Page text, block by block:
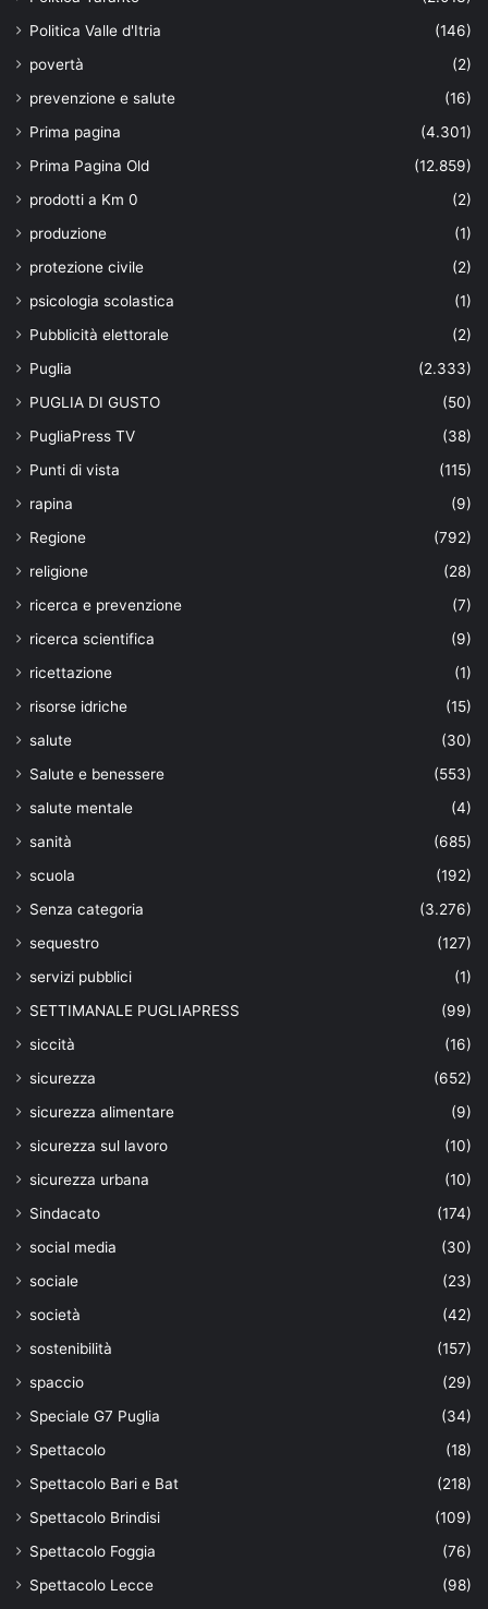
Politica Valle d'Itria
(146)
povertà
(2)
prevenzione e salute
(16)
Prima pagina
(4.301)
Prima Pagina Old
(12.859)
prodotti a Km 0
(2)
produzione
(1)
protezione civile
(2)
psicologia scolastica
(1)
Pubblicità elettorale
(2)
Puglia
(2.333)
PUGLIA DI GUSTO
(50)
PugliaPress TV
(38)
Punti di vista
(115)
rapina
(9)
Regione
(792)
religione
(28)
ricerca e prevenzione
(7)
ricerca scientifica
(9)
ricettazione
(1)
risorse idriche
(15)
salute
(30)
Salute e benessere
(553)
salute mentale
(4)
sanità
(685)
scuola
(192)
Senza categoria
(3.276)
sequestro
(127)
servizi pubblici
(1)
SETTIMANALE PUGLIAPRESS
(99)
siccità
(16)
sicurezza
(652)
sicurezza alimentare
(9)
sicurezza sul lavoro
(10)
sicurezza urbana
(10)
Sindacato
(174)
social media
(30)
sociale
(23)
società
(42)
sostenibilità
(157)
spaccio
(29)
Speciale G7 Puglia
(34)
Spettacolo
(18)
Spettacolo Bari e Bat
(218)
Spettacolo Brindisi
(109)
Spettacolo Foggia
(76)
Spettacolo Lecce
(98)